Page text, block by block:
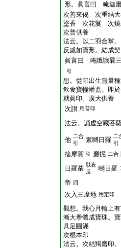
形。眞言曰 唵迦
次善來偈 次重結
塗香 次花鬘 次
次普供養
法云。以二羽合掌
反戚如寶形。結成
眞言曰 唵誐誐曩
引
想。從印出生無量
飮食寶幢幡蓋。即
就眞印。廣大供養
次讃 用普印
法云。誦虚空藏菩
他 二合
引
素嚩日羅 二
引
捨摩賀 引 磨抳 二合
日羅荼 駄夜
反
嚩日羅
帝 四
次入三摩地 用定印
觀想。我心月輪上有
漸大擧體成寶珠。
具足圓滿
次根本印
法云。次結羯磨印